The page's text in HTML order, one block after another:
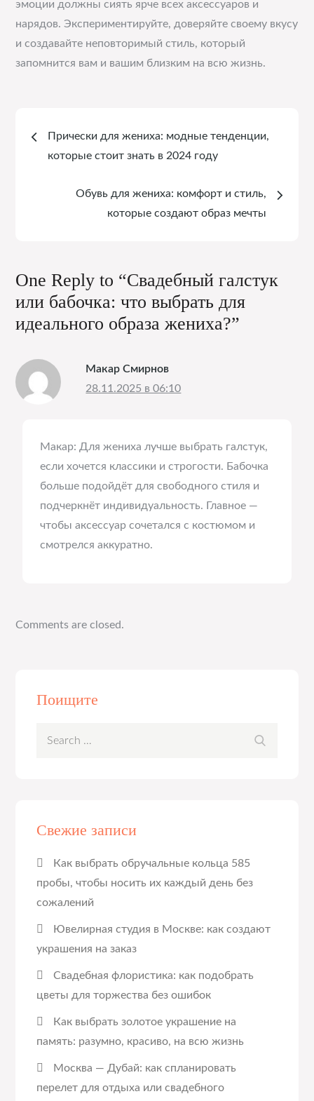
эмоции должны сиять ярче всех аксессуаров и
нарядов. Экспериментируйте, доверяйте своему вкусу
и создавайте неповторимый стиль, который
запомнится вам и вашим близким на всю жизнь.
Навигация
записям
Прически для жениха: модные тенденции,
которые стоит знать в 2024 году
Обувь для жениха: комфорт и стиль,
которые создают образ мечты
One Reply to “Свадебный галстук
или бабочка: что выбрать для
идеального образа жениха?”
Макар Смирнов
28.11.2025 в 06:10
Макар: Для жениха лучше выбрать галстук,
если хочется классики и строгости. Бабочка
больше подойдёт для свободного стиля и
подчеркнёт индивидуальность. Главное —
чтобы аксессуар сочетался с костюмом и
смотрелся аккуратно.
Comments are closed.
Поищите
Свежие записи
Как выбрать обручальные кольца 585
пробы, чтобы носить их каждый день без
сожалений
Ювелирная студия в Москве: как создают
украшения на заказ
Свадебная флористика: как подобрать
цветы для торжества без ошибок
Как выбрать золотое украшение на
память: разумно, красиво, на всю жизнь
Москва — Дубай: как спланировать
перелет для отдыха или свадебного